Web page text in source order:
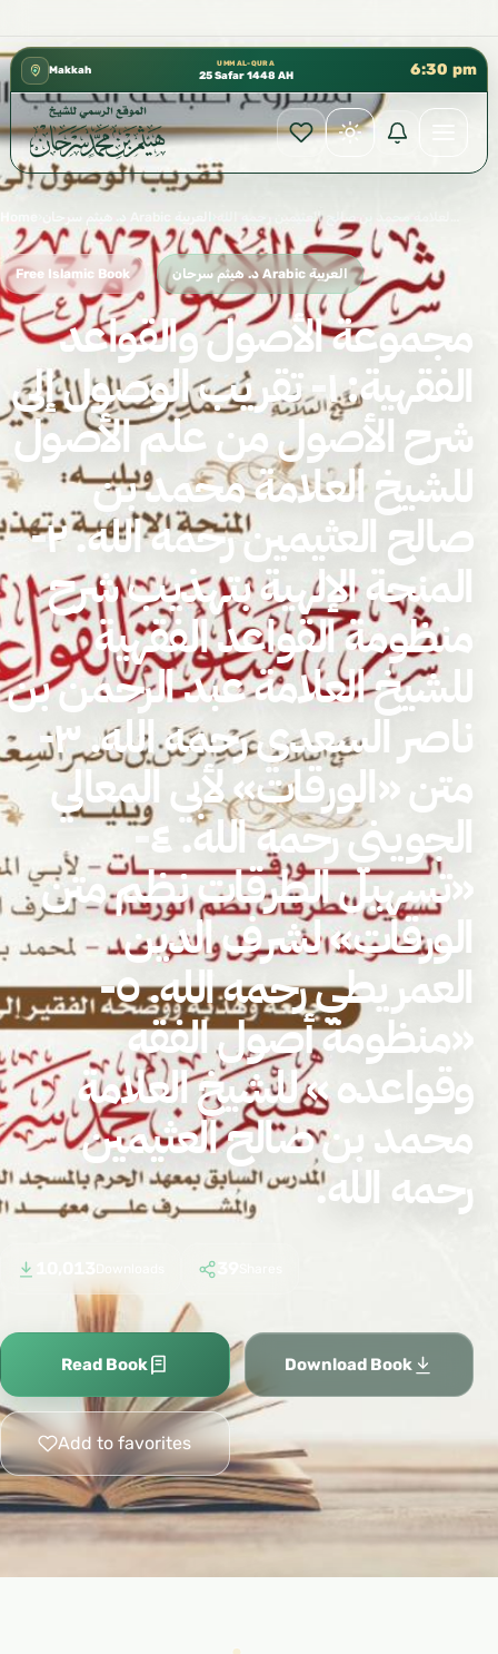
Makkah
UMM AL-QURA
25 Safar 1448 AH 6:30 pm
Free Islamic Book د. هيثم سرحان Arabic العربية
مجموعة الأصول والقواعد
الفقهية: ١- تقريب الوصول إلى
شرح الأصول من علم الأصول
للشيخ العلامة محمد بن
صالح العثيمين رحمه الله. ٢-
المنحة الإلهية بتهذيب شرح
منظومة القواعد الفقهية
للشيخ العلامة عبد الرحمن بن
ناصر السعدي رحمه الله. ٣-
متن «الورقات» لأبي المعالي
الجويني رحمه الله. ٤-
«تسهيل الطرقات نظم متن
الورقات» لشرف الدين
العمريطي رحمه الله. ٥-
«منظومة أصول الفقه
وقواعده » للشيخ العلامة
محمد بن صالح العثيمين
رحمه الله.
Read Book Download Book
Add to favorites